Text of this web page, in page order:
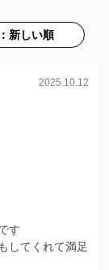
新しい順
2025.10.12
す
してくれて満足